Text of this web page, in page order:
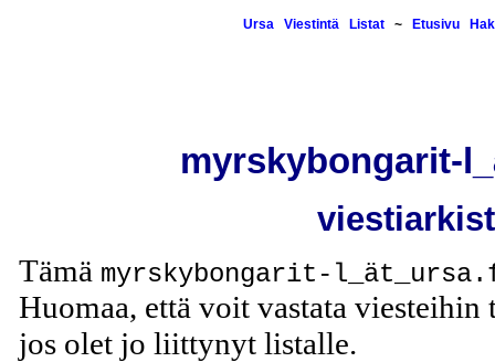
Ursa Viestintä Listat~ Etusivu
myrskybongarit-
Tämä myrskybongarit-
Huomaa, että voit vastata viesteihin
jos olet jo liittynyt listalle.